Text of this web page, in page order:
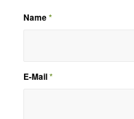
Name*
E-Mail*